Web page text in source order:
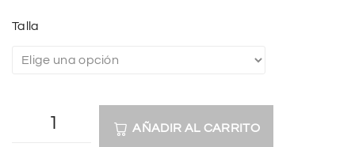
Talla
AÑADIR AL CARRITO